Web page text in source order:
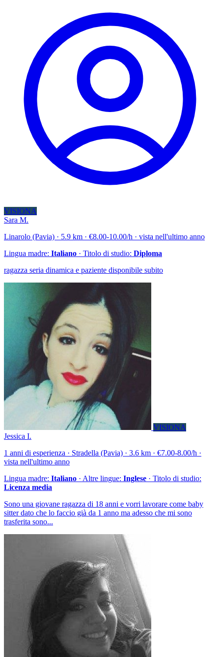
VISIONA
Sara M.
Linarolo (Pavia) · 5.9 km · €8.00-10.00/h · vista nell'ultimo anno
Lingua madre: Italiano · Titolo di studio: Diploma
ragazza seria dinamica e paziente disponibile subito
VISIONA
Jessica I.
1 anni di esperienza · Stradella (Pavia) · 3.6 km · €7.00-8.00/h ·
vista nell'ultimo anno
Lingua madre: Italiano · Altre lingue: Inglese · Titolo di studio:
Licenza media
Sono una giovane ragazza di 18 anni e vorri lavorare come baby
sitter dato che lo faccio già da 1 anno ma adesso che mi sono
trasferita sono...